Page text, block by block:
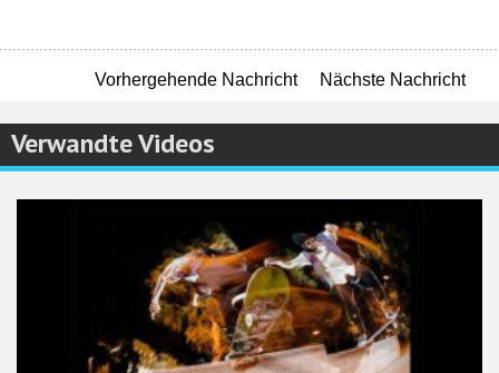
Vorhergehende Nachricht Nächste Nachricht
Verwandte Videos